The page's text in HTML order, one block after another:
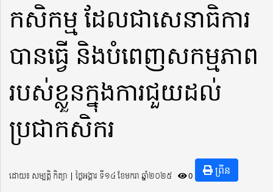
កសិកម្ម​ ដែលជាសេនាធិការ
បានធ្វេី​ និងបំពេញសកម្មភាព
របស់ខ្លួនក្នុងការជួយដល់
ប្រជាកសិករ
ដោយ៖ សម្បត្តិ កិត្យា ​​ | ថ្ងៃអង្គារ ទី១៤ ខែមករា ឆ្នាំ២០២៥ 0 ព្រីន